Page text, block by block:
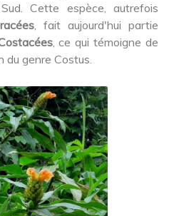
Cette espèce, autrefois
, fait aujourd'hui partie
, ce qui témoigne de
du genre Costus.